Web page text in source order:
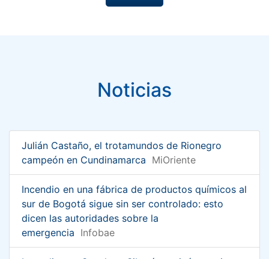
Noticias
Julián Castaño, el trotamundos de Rionegro
campeón en Cundinamarca MiOriente
Incendio en una fábrica de productos químicos al
sur de Bogotá sigue sin ser controlado: esto
dicen las autoridades sobre la
emergencia Infobae